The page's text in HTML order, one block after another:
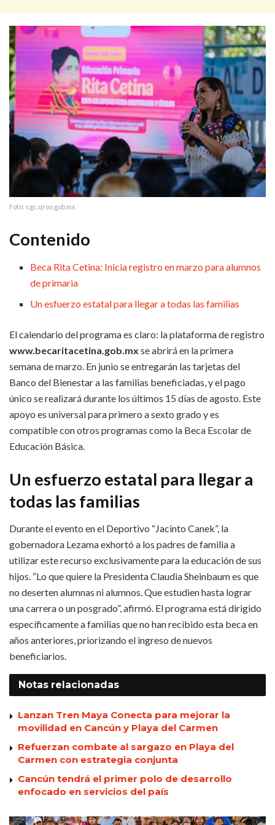
Foto: cgc.qroo.gob.mx
Contenido
Beca Rita Cetina: Inicia registro en marzo para alumnos
de primaria
Un esfuerzo estatal para llegar a todas las familias
El calendario del programa es claro: la plataforma de registro
www.becaritacetina.gob.mx se abrirá en la primera
semana de marzo. En junio se entregarán las tarjetas del
Banco del Bienestar a las familias beneficiadas, y el pago
único se realizará durante los últimos 15 días de agosto. Este
apoyo es universal para primero a sexto grado y es
compatible con otros programas como la Beca Escolar de
Educación Básica.
Un esfuerzo estatal para llegar a
todas las familias
Durante el evento en el Deportivo “Jacinto Canek”, la
gobernadora Lezama exhortó a los padres de familia a
utilizar este recurso exclusivamente para la educación de sus
hijos. “Lo que quiere la Presidenta Claudia Sheinbaum es que
no deserten alumnas ni alumnos. Que estudien hasta lograr
una carrera o un posgrado”, afirmó. El programa está dirigido
específicamente a familias que no han recibido esta beca en
años anteriores, priorizando el ingreso de nuevos
beneficiarios.
Notas relacionadas
Lanzan Tren Maya Conecta para mejorar la
movilidad en Cancún y Playa del Carmen
Refuerzan combate al sargazo en Playa del
Carmen con estrategia conjunta
Cancún tendrá el primer polo de desarrollo
enfocado en servicios del país